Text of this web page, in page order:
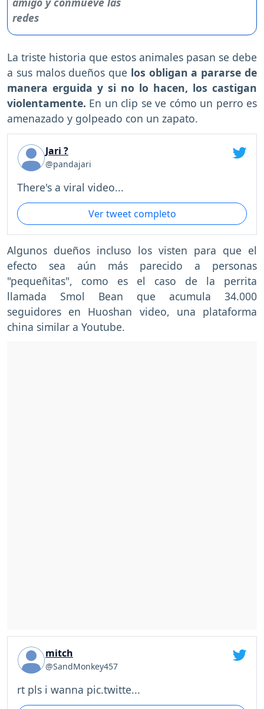
La triste historia que estos animales pasan se debe
a sus malos dueños que los obligan a pararse de
manera erguida y si no lo hacen, los castigan
violentamente. En un clip se ve cómo un perro es
amenazado y golpeado con un zapato.
Jari ?
@pandajari
There's a viral video...
Ver tweet completo
Algunos dueños incluso los visten para que el
efecto sea aún más parecido a personas
"pequeñitas", como es el caso de la perrita
llamada Smol Bean que acumula 34.000
seguidores en Huoshan video, una plataforma
china similar a Youtube.
mitch
@SandMonkey457
rt pls i wanna pic.twitte...